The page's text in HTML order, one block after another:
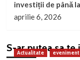
investiții de până
aprilie 6, 2026
S-ar putea sa te
Actualitate eveniment